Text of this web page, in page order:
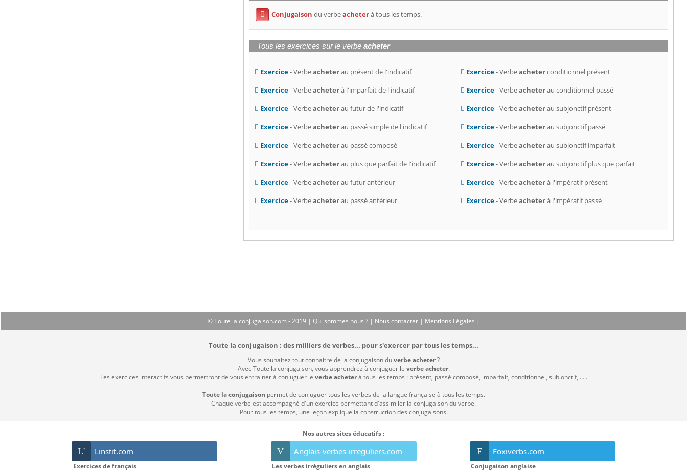
 Conjugaison du verbeacheterà tous les temps.
Tous les exercices sur le verbeacheter
Exercice- Verbeacheterau présent de l'indicatif
Exercice- Verbeacheterà l'imparfait de l'indicatif
Exercice- Verbeacheterau futur de l'indicatif
Exercice- Verbeacheterau passé simple de l'indicatif
Exercice- Verbeacheterau passé composé
Exercice- Verbeacheterau plus que parfait de l'indicatif
Exercice- Verbeacheterau futur antérieur
Exercice- Verbeacheterau passé antérieur
Exercice- Verbeacheterconditionnel présent
Exercice- Verbeacheterau conditionnel passé
Exercice- Verbeacheterau subjonctif présent
Exercice- Verbeacheterau subjonctif passé
Exercice- Verbeacheterau subjonctif imparfait
Exercice- Verbeacheterau subjonctif plus que parfait
Exercice- Verbeacheterà l'impératif présent
Exercice- Verbeacheterà l'impératif passé
© Toute la conjugaison.com - 2019 | Qui sommes nous ? | Nous contacter | Mentions Légales |
Toute la conjugaison : des milliers de verbes... pour s'exercer par tous les temps...
Vous souhaitez tout connaitre de la conjugaison duverbe acheter?
Avec Toute la conjugaison, vous apprendrez à conjuguer le verbe acheter.
Les exercices interactifs vous permettront de vous entrainer à conjuguer le verbe acheterà tous les temps : présent, passé composé, imparfait, conditionnel, subjonctif, ... .
Toute la conjugaison permet de conjuguer tous les verbes de la langue française à tous les temps.
Chaque verbe est accompagné d'un exercice permettant d'assimiler la conjugaison du verbe.
Pour tous les temps, une leçon explique la construction des conjugaisons.
Nos autres sites éducatifs :
L' Linstit.com
Exercices de français
V Anglais-verbes-irreguliers.com
Les verbes irréguliers en anglais
F Foxiverbs.com
Conjugaison anglaise